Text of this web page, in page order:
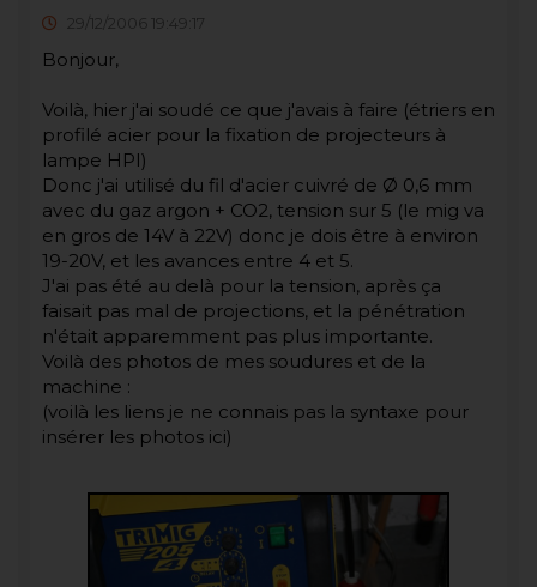
29/12/2006 19:49:17
Bonjour,
Voilà, hier j'ai soudé ce que j'avais à faire (étriers en
profilé acier pour la fixation de projecteurs à
lampe HPI)
Donc j'ai utilisé du fil d'acier cuivré de Ø 0,6 mm
avec du gaz argon + CO2, tension sur 5 (le mig va
en gros de 14V à 22V) donc je dois être à environ
19-20V, et les avances entre 4 et 5.
J'ai pas été au delà pour la tension, après ça
faisait pas mal de projections, et la pénétration
n'était apparemment pas plus importante.
Voilà des photos de mes soudures et de la
machine :
(voilà les liens je ne connais pas la syntaxe pour
insérer les photos ici)